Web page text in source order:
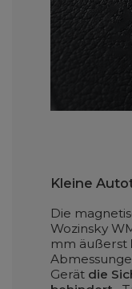
Kleine
Die
Wozinsky
mm äußerst
Gerät die